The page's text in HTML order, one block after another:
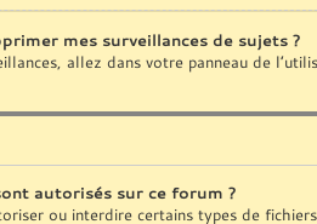
mes surveillances de sujets ?
allez dans votre panneau de
autorisés sur ce forum ?
ou interdire certains types de